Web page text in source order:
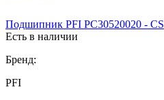
Подшипник PFI PC30520020 - CS
Есть в наличии
Бренд:
PFI